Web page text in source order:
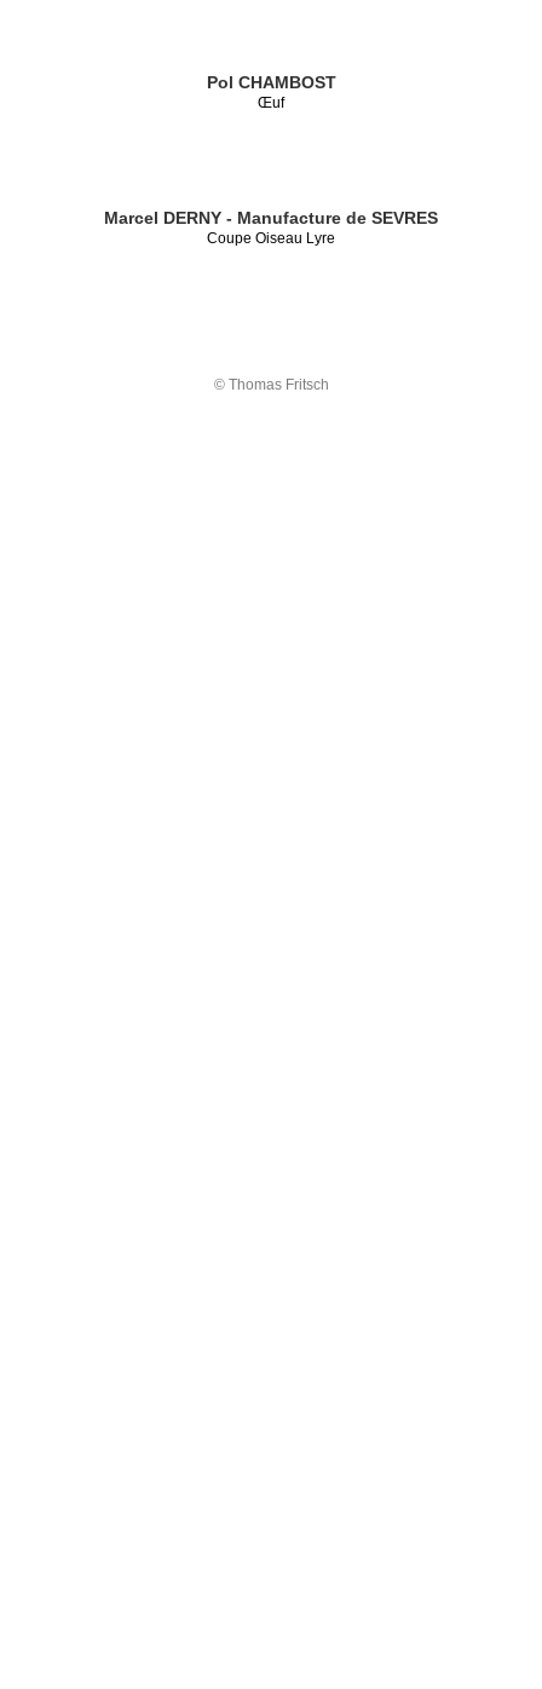
Pol CHAMBOST
Œuf
Marcel DERNY - Manufacture de SEVRES
Coupe Oiseau Lyre
© Thomas Fritsch